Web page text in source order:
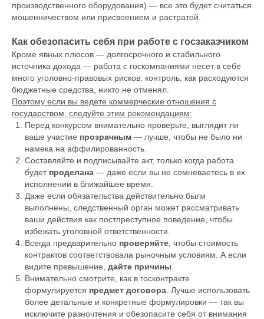
производственного оборудования) — все это будет считаться
мошенничеством или присвоением и растратой.
Как обезопасить себя при работе с госзаказчиком
Кроме явных плюсов — долгосрочного и стабильного
источника дохода — работа с госкомпаниями несет в себе
много уголовно-правовых рисков: контроль, как расходуются
бюджетные средства, никто не отменял.
Поэтому если вы ведете коммерческие отношения с
государством, следуйте этим рекомендациям:
Перед конкурсом внимательно проверьте, выглядит ли
ваше участие прозрачным — лучше, чтобы не было ни
намека на аффилированность.
Составляйте и подписывайте акт, только когда работа
будет проделана — даже если вы не сомневаетесь в их
исполнении в ближайшее время.
Даже если обязательства действительно были
выполнены, следственный орган может рассматривать
ваши действия как постпреступное поведение, чтобы
избежать уголовной ответственности.
Всегда предварительно проверяйте , чтобы стоимость
контрактов соответствовала рыночным условиям. А если
видите превышение, дайте причины
Внимательно смотрите, как в госконтракте
формулируется предмет договора . Лучше использовать
более детальные и конкретные формулировки — так вы
исключите разночтения и обезопасите себя от внимания
Контакты
Мероприятия
123610, Москва, Краснопресненская
набережная, дом 12, подъезд 6, этаж
13, офис 1347
+7 (495) 649-82-44
info@zabeyda.ru
WhatsApp ↗